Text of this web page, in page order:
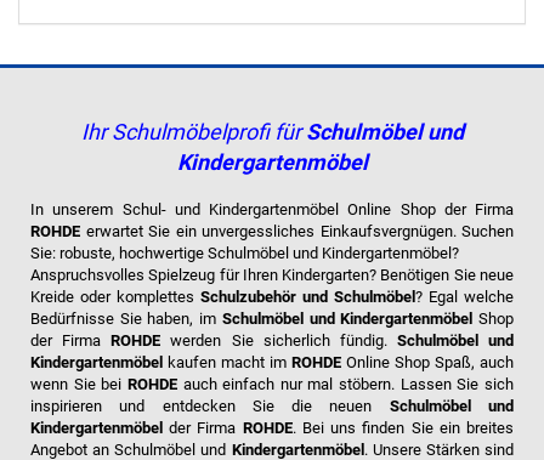
Ihr Schulmöbelprofi fürSchulmöbel und
Kindergartenmöbel
In unserem Schul- und Kindergartenmöbel Online Shop der Firma
ROHDE erwartet Sie ein unvergessliches Einkaufsvergnügen. Suchen
Sie: robuste, hochwertige Schulmöbel und Kindergartenmöbel?
Anspruchsvolles Spielzeug für Ihren Kindergarten? Benötigen Sie neue
Kreide oder komplettes Schulzubehör und Schulmöbel ? Egal welche
Bedürfnisse Sie haben, im Schulmöbel und Kindergartenmöbel Shop
der FirmaROHDE werden Sie sicherlich fündig. Schulmöbel und
Kindergartenmöbel kaufen macht im ROHDE Online Shop Spaß, auch
wenn Sie bei ROHDE auch einfach nur mal stöbern. Lassen Sie sich
inspirieren und entdecken Sie die neuen Schulmöbel und
Kindergartenmöbel der Firma ROHDE. Bei uns finden Sie ein breites
Angebot an Schulmöbel und Kindergartenmöbel . Unsere Stärken sind